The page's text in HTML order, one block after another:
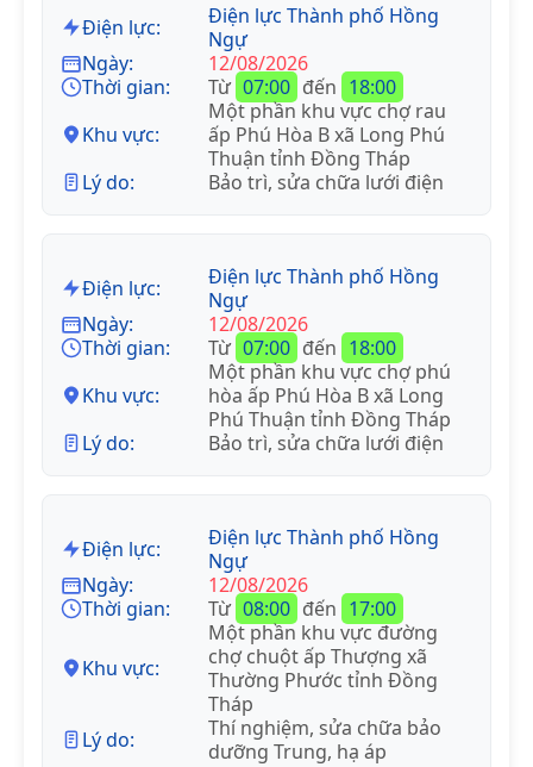
Điện lực:
Điện lực Thành phố Hồng
Ngự
Ngày:
12/08/2026
Thời gian:
Từ 07:00 đến 18:00
Khu vực:
Một phần khu vực chợ rau
ấp Phú Hòa B xã Long Phú
Thuận tỉnh Đồng Tháp
Lý do:
Bảo trì, sửa chữa lưới điện
Điện lực:
Điện lực Thành phố Hồng
Ngự
Ngày:
12/08/2026
Thời gian:
Từ 07:00 đến 18:00
Khu vực:
Một phần khu vực chợ phú
hòa ấp Phú Hòa B xã Long
Phú Thuận tỉnh Đồng Tháp
Lý do:
Bảo trì, sửa chữa lưới điện
Điện lực:
Điện lực Thành phố Hồng
Ngự
Ngày:
12/08/2026
Thời gian:
Từ 08:00 đến 17:00
Khu vực:
Một phần khu vực đường
chợ chuột ấp Thượng xã
Thường Phước tỉnh Đồng
Tháp
Lý do:
Thí nghiệm, sửa chữa bảo
dưỡng Trung, hạ áp